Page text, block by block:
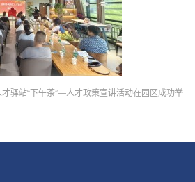
驿站“下午茶”—人才政策宣讲活动在园区成功举